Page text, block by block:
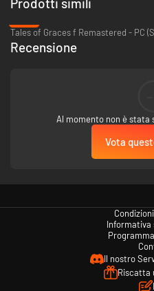
pro wrestling food chain.
based on their lofty careers.
Tales of Graces f Remastered - PC
Recensione
Al momento non è
Vota
Informativa
Il nostro
Riscatta